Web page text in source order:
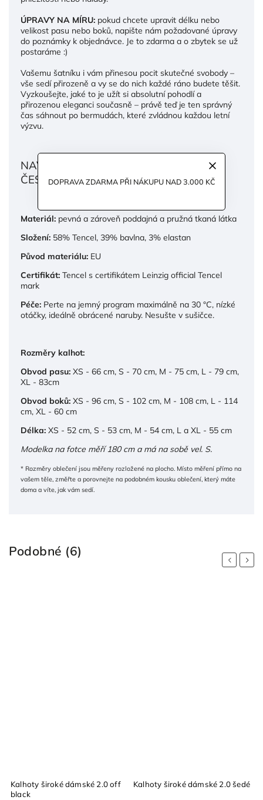
DOPRAVA ZDARMA PŘI NÁKUPU NAD 3.000 KČ
ÚPRAVY NA MÍRU: pokud chcete upravit délku nebo
velikost pasu nebo boků, napište nám požadované úpravy
do poznámky k objednávce. Je to zdarma a o zbytek se už
postaráme :)
Vašemu šatníku i vám přinesou pocit skutečné svobody –
vše sedí přirozeně a vy se do nich každé ráno budete těšit.
Vyzkoušejte, jaké to je užít si absolutní pohodlí a
přirozenou eleganci současně – právě teď je ten správný
čas sáhnout po bermudách, které zvládnou každou letní
výzvu.
NAVRŽENO A VYROBENO S LÁSKOU V
ČESKÉ REPUBLICE.
Materiál: pevná a zároveň poddajná a pružná tkaná látka
Složení: 58% Tencel, 39% bavlna, 3% elastan
Původ materiálu: EU
Certifikát: Tencel s certifikátem Leinzig official Tencel
mark
Péče: Perte na jemný program maximálně na 30 °C, nízké
otáčky, ideálně obrácené naruby. Nesušte v sušičce.
Rozměry kalhot:
Obvod pasu: XS - 66 cm, S - 70 cm, M - 75 cm, L - 79 cm,
XL - 83cm
Obvod boků: XS - 96 cm, S - 102 cm, M - 108 cm, L - 114
cm, XL - 60 cm
Délka: XS - 52 cm, S - 53 cm, M - 54 cm, L a XL - 55 cm
Modelka na fotce měří 180 cm a má na sobě vel. S.
* Rozměry oblečení jsou měřeny rozložené na plocho. Místo měření přímo na
vašem těle, změřte a porovnejte na podobném kousku oblečení, který máte
doma a víte, jak vám sedí.
Podobné (6)
Previous
Kalhoty široké dámské 2.0 off
black
Kalhoty široké dámské 2.0 šedé
Next